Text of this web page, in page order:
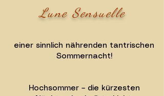
Lune Sensuelle
einer sinnlich nährenden tantrischen
Sommernacht!
Hochsommer – die kürzesten